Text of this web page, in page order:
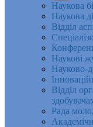
Наукова
Наукова
Відділ
Наукові
Науково-
Відділ
Рада